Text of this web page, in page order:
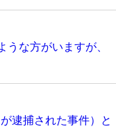
な方がいますが、
逮捕された事件）と